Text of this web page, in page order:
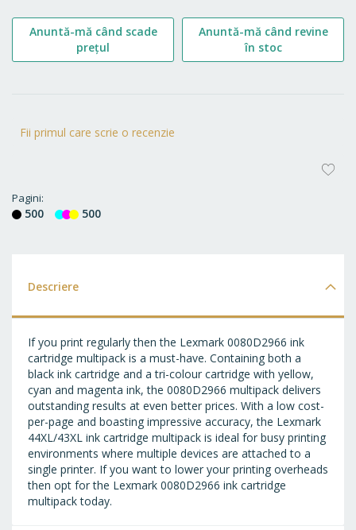
Fii primul care scrie o recenzie
Pagini
500 500
Anuntă-mă când scade
prețul
Anuntă-mă când revine
în stoc
Descriere
If you print regularly then the Lexmark 0080D2966 ink
cartridge multipack is a must-have. Containing both a
black ink cartridge and a tri-colour cartridge with yellow,
cyan and magenta ink, the 0080D2966 multipack delivers
outstanding results at even better prices. With a low cost-
per-page and boasting impressive accuracy, the Lexmark
44XL/43XL ink cartridge multipack is ideal for busy printing
environments where multiple devices are attached to a
single printer. If you want to lower your printing overheads
then opt for the Lexmark 0080D2966 ink cartridge
multipack today.